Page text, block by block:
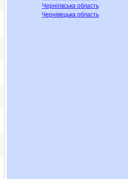
Чернігівська область
Чернівецька область